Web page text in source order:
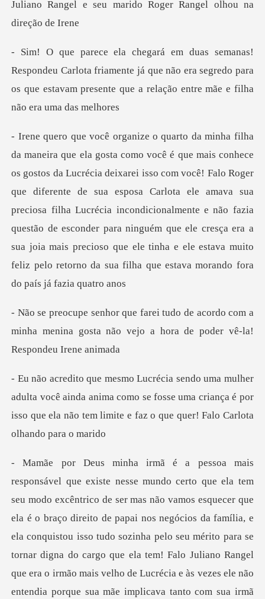
rlota friamente já que não era segredo para
os que estavam pr
Falo Roger
que diferente de sua esposa Carlota ele amava sua
preciosa filha Lucrécia incondicionalmente e não fazia
questão de esconder para ninguém que e
acordo com a
minha menina gosta não vejo a
cê ainda anima como se fosse uma criança é por
isso que ela não
que
ela é o braço direito de papai nos negócios da família, e
ela conquistou isso tudo sozinha pelo seu mérito para se
tornar digna do cargo que